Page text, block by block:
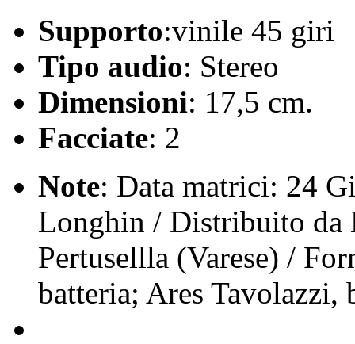
Supporto:vinile 45 giri
Tipo audio: Stereo
Dimensioni: 17,5 cm.
Facciate: 2
Note: Data matrici: 24
Longhin / Distribuito da
Pertusellla (Varese) /
batteria; Ares Tavolazzi,